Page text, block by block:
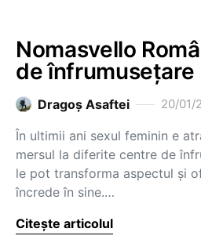
Nomasvello
de înfrumuseţare
Dragoş Asaftei 20/01/
În ultimii ani sexul feminin e
mersul la diferite centre de
le pot transforma aspectul şi
încrede în sine.…
Citește articolul